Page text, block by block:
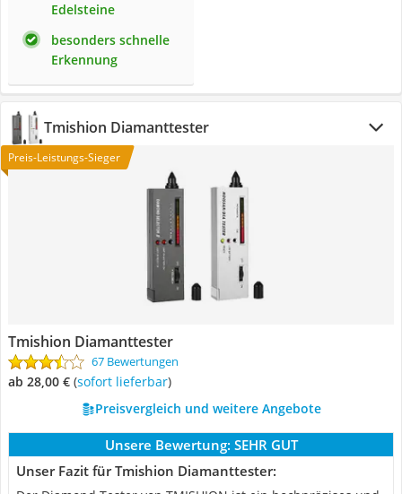
Edelsteine
besonders schnelle
Erkennung
Tmishion Diamanttester
Preis-Leistungs-Sieger
Tmishion Diamanttester
67 Bewertungen
ab 28,00 € ( Sofort lieferbar)
Preisvergleich und weitere Angebote
Unsere Bewertung: SEHR GUT
Unser Fazit für Tmishion Diamanttester: